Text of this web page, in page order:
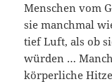
Menschen vom
sie manchmal
tief Luft, als ob
würden …
körperliche